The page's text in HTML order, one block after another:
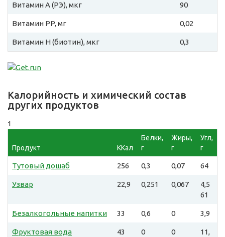
Витамин A (РЭ), мкг 90
Витамин PP, мг 0,02
Витамин H (биотин), мкг 0,3
Калорийность и химический состав
других продуктов
1
Продукт ККал
Белки,
г
Жиры,
г
Угл,
г
Тутовый дошаб 256 0,3 0,07 64
Узвар 22,9 0,251 0,067
4,5
61
Безалкогольные напитки 33 0,6 0 3,9
Фруктовая вода 43 0 0
11,